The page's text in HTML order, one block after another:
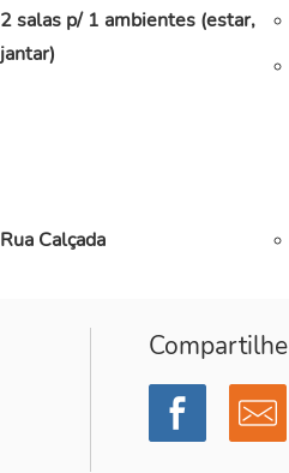
2 salas p/ 1 ambientes (estar,
jantar)
Rua Calçada
Compartilhe